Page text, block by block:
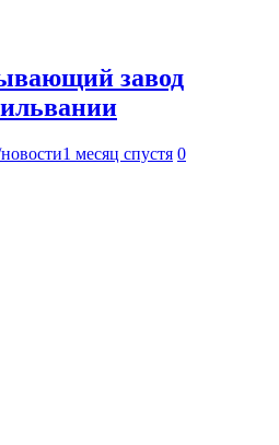
завод
1 месяц спустя 0